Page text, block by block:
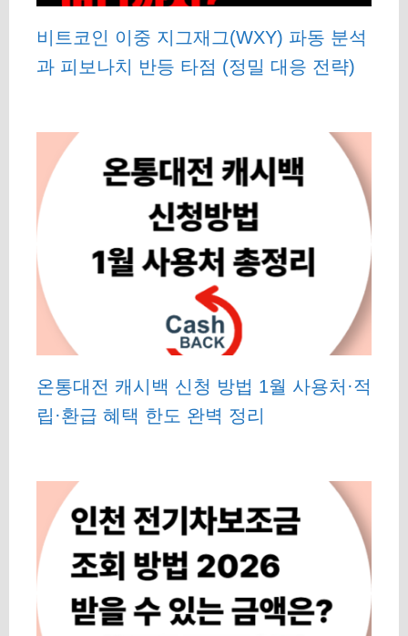
비트코인 이중 지그재그(WXY) 파동 분석
과 피보나치 반등 타점 (정밀 대응 전략)
온통대전 캐시백 신청 방법 1월 사용처·적
립·환급 혜택 한도 완벽 정리